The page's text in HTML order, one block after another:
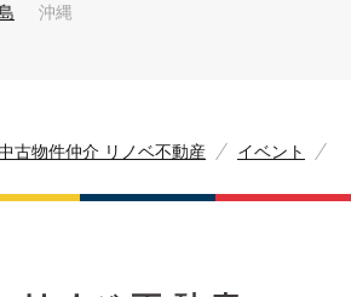
沖縄
古物件仲介 リノベ不動産 イベント